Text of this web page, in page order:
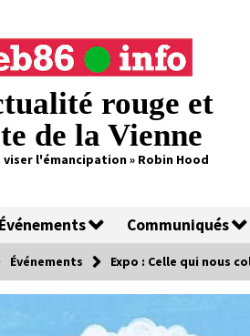
rouge et
de la Vienne
viser l'émancipation » Robin Hood
Événements Communiqués
Événements Expo : Celle qui nous